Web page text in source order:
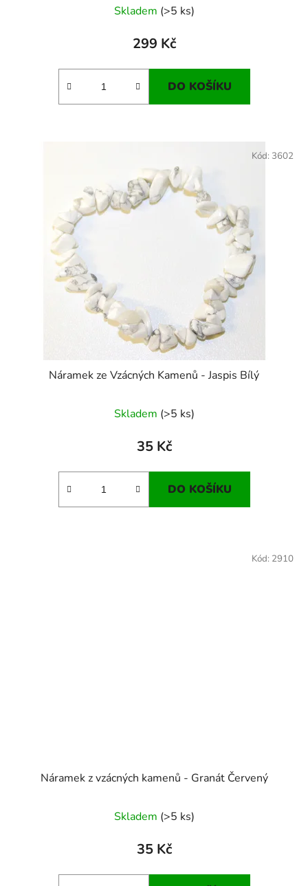
Skladem (>5 ks)
299 Kč
DO KOŠÍKU
Náramek ze Vzácných Kamenů - Jaspis Bílý
Skladem (>5 ks)
35 Kč
DO KOŠÍKU
Kód: 3602
Náramek z vzácných kamenů - Granát Červený
Skladem (>5 ks)
35 Kč
Kód: 2910